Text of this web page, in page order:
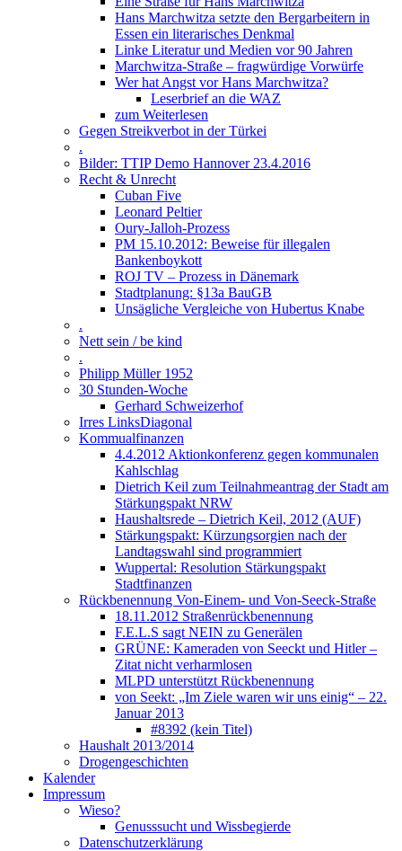
Hans Marchwitza setzte den Bergarbeitern in
Essen ein literarisches Denkmal
Linke Literatur und Medien vor 90 Jahren
Marchwitza-Straße – fragwürdige Vorwürfe
Wer hat Angst vor Hans Marchwitza?
Leserbrief an die WAZ
zum Weiterlesen
Gegen Streikverbot in der Türkei
.
Bilder: TTIP Demo Hannover 23.4.2016
Recht & Unrecht
Cuban Five
Leonard Peltier
Oury-Jalloh-Prozess
PM 15.10.2012: Beweise für illegalen
Bankenboykott
ROJ TV – Prozess in Dänemark
Stadtplanung: §13a BauGB
Unsägliche Vergleiche von Hubertus Knabe
.
Nett sein / be kind
.
Philipp Müller 1952
30 Stunden-Woche
Gerhard Schweizerhof
Irres LinksDiagonal
Kommualfinanzen
4.4.2012 Aktionkonferenz gegen kommunalen
Kahlschlag
Dietrich Keil zum Teilnahmeantrag der Stadt am
Stärkungspakt NRW
Haushaltsrede – Dietrich Keil, 2012 (AUF)
Stärkungspakt: Kürzungsorgien nach der
Landtagswahl sind programmiert
Wuppertal: Resolution Stärkungspakt
Stadtfinanzen
Rückbenennung Von-Einem- und Von-Seeck-Straße
18.11.2012 Straßenrückbenennung
F.E.L.S sagt NEIN zu Generälen
GRÜNE: Kameraden von Seeckt und Hitler –
Zitat nicht verharmlosen
MLPD unterstützt Rückbenennung
von Seekt: „Im Ziele waren wir uns einig“ – 22.
Januar 2013
#8392 (kein Titel)
Haushalt 2013/2014
Drogengeschichten
Kalender
Impressum
Wieso?
Genusssucht und Wissbegierde
Datenschutzerklärung